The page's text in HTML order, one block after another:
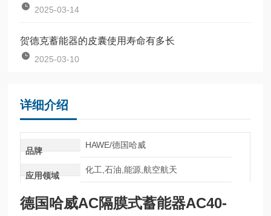
2025-03-14
贺德克蓄能器的皮囊使用寿命有多长
2025-03-10
详细介绍
品牌
HAWE/德国哈威
应用领域
化工,石油,能源,航空航天
德国哈威AC隔膜式蓄能器AC40-